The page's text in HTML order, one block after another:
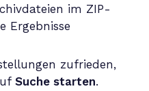
im ZIP-
Ergebnisse
zufrieden,
Suche starten.